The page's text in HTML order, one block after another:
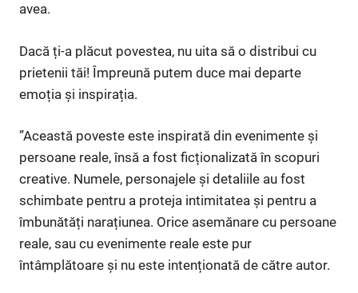
avea.
Dacă ți-a plăcut povestea, nu uita să o distribui cu
prietenii tăi! Împreună putem duce mai departe
emoția și inspirația.
”Această poveste este inspirată din evenimente și
persoane reale, însă a fost ficționalizată în scopuri
creative. Numele, personajele și detaliile au fost
schimbate pentru a proteja intimitatea și pentru a
îmbunătăți narațiunea. Orice asemănare cu persoane
reale, sau cu evenimente reale este pur
întâmplătoare și nu este intenționată de către autor.